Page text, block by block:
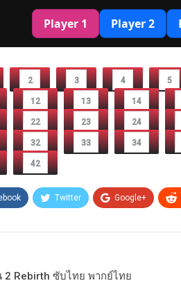
2 3 4 5
12 13 14
22 23 24
32 33 34
42
Twitter Google+
2 Rebirth ซับไทย พากย์ไทย